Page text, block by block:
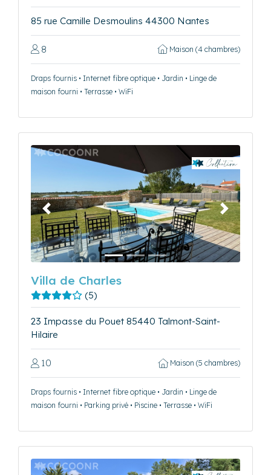
85 rue Camille Desmoulins 44300 Nantes
8 Maison (4 chambres)
Draps fournis • Internet fibre optique • Jardin • Linge de
maison fourni • Terrasse • WiFi
Précédent Suivant
Villa de Charles
(5)
23 Impasse du Pouet 85440 Talmont-Saint-
Hilaire
10 Maison (5 chambres)
Draps fournis • Internet fibre optique • Jardin • Linge de
maison fourni • Parking privé • Piscine • Terrasse • WiFi